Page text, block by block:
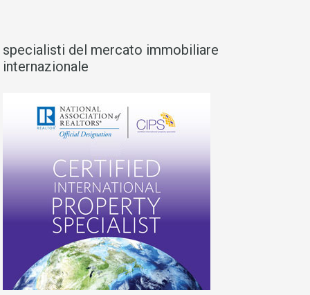
specialisti del mercato immobiliare
internazionale